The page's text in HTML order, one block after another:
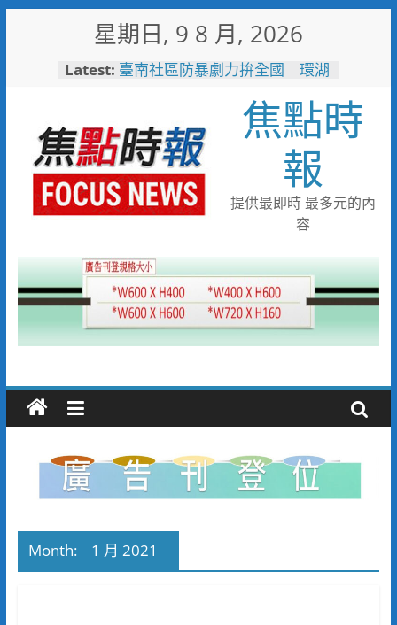
星期日, 9 8 月, 2026
Latest: 彰化縣運會6項10人破大會紀錄
臺南社區防暴劇力拚全國 環湖
社區奪季軍、民榮社區獲佳作
搭台灣好行低碳暢玩小琉球！大
鵬灣管理處推出暑假好康
高雄4,599件作品傳遞拒毒信
念 「2026港都反毒盃」用畫
筆打造兒童防毒力
498位大專青年返鄉 彰化暑期
工讀營隊結業
焦點時
報
提供最即時 最多元的內
容
Month: 1 月 2021